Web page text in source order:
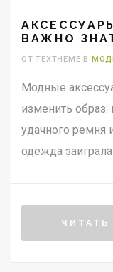
ВАЖНО
ОТ TEXTHEME В
Модные
изменить образ:
удачного ремня
одежда
ЧИТАТЬ